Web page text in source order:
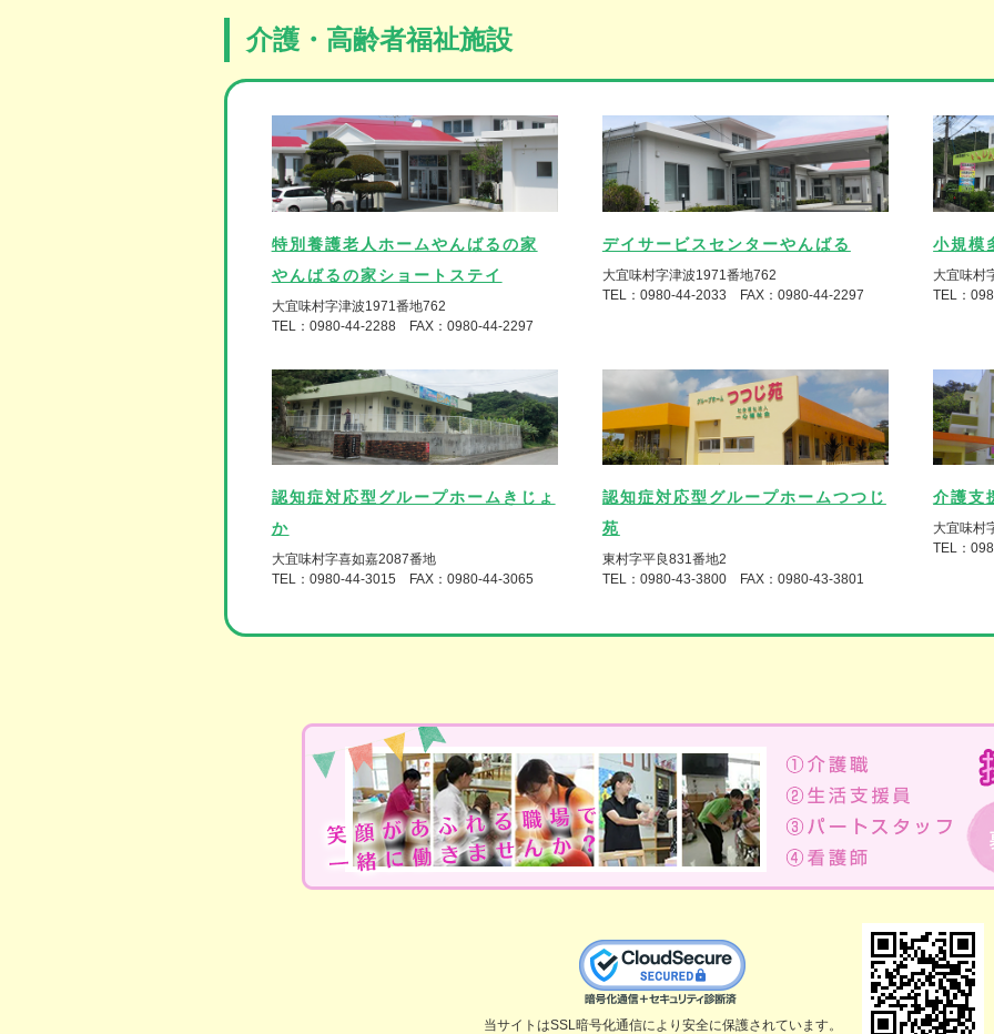
介護・高齢者福祉施設
特別養護老人ホームやんばるの家
やんばるの家ショートステイ
大宜味村字津波1971番地762
TEL：0980-44-2288 FAX：0980-44-2297
デイサービスセンターやんばる
大宜味村字津波1971番地762
TEL：0980-44-2033 FAX：0980-44-2297
小規模
大宜味村
TEL：
認知症対応型グループホームきじょ
か
大宜味村字喜如嘉2087番地
TEL：0980-44-3015 FAX：0980-44-3065
認知症対応型グループホームつつじ
苑
東村字平良831番地2
TEL：0980-43-3800 FAX：0980-43-3801
介護支
大宜味村
TEL：
当サイトはSSL暗号化通信により安全に保護されています。